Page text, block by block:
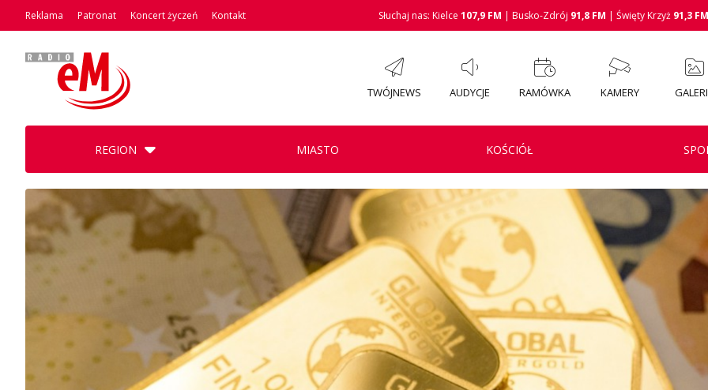
Reklama Patronat Koncert życzeń Kontakt Słuchaj nas: Kielce 107,9 FM | Busko-Zdrój 91,8 FM | Święty Krzyż 91,3 FM
TWÓJNEWS AUDYCJE RAMÓWKA KAMERY
REGION MIASTO KOŚCIÓŁ